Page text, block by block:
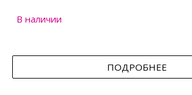
В наличии
ПОДРОБНЕЕ